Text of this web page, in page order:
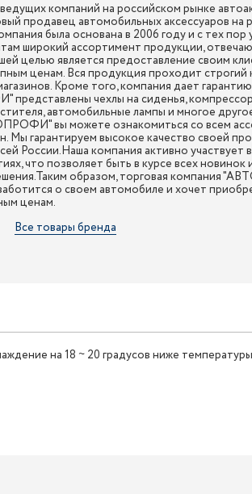
компаний на российском рынке
продавец автомобильных аксессуаров на
была основана в 2006 году и с тех пор
широкий ассортимент продукции,
целью является предоставление своим
ценам. Вся продукция проходит строгий
Кроме того, компания дает
чехлы на сиденья,
автомобильные лампы и многое
вы можете ознакомиться со всем
Мы гарантируем высокое качество своей
России.Наша компания активно участвует
что позволяет быть в курсе всех новинок
образом, торговая компания
о своем автомобиле и хочет
ценам.
Все товары бренда
на 18 ~ 20 градусов ниже